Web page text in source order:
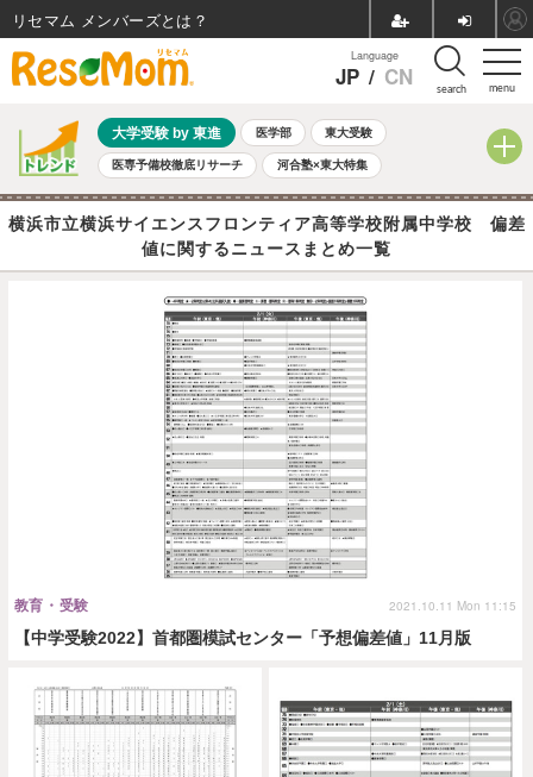
menu
Language
JP / CN search
大学受験 by 東進 医学部 東大受験
医専予備校徹底リサーチ 河合塾×東大特集
親子で考える大学選び 高校受験 中学受験 小学校受験
共通テスト 夏休み 8月開催学校説明会・相談会
8月開催イベント・WS 全国公立高校 過去問 人気記事
横浜市立横浜サイエンスフロンティア高等学校附属中学校 偏差
値に関するニュースまとめ一覧
【中学受験2022】首都圏模試センター「予想偏差値」11月版
教育・受験 2021.10.11 Mon 11:15
リセマム メンバーズ